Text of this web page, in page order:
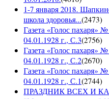
1-7 января 2018.
школа здоровья...(2473)
Газета «Голос пахаря»
04.01.1928 г., С.3(2756)
Газета «Голос пахаря»
04.01.1928 г., С.2(2670)
Газета «Голос пахаря»
04.01.1928 г., С.1(2744)
ПРАЗДНИК ВСЕХ И